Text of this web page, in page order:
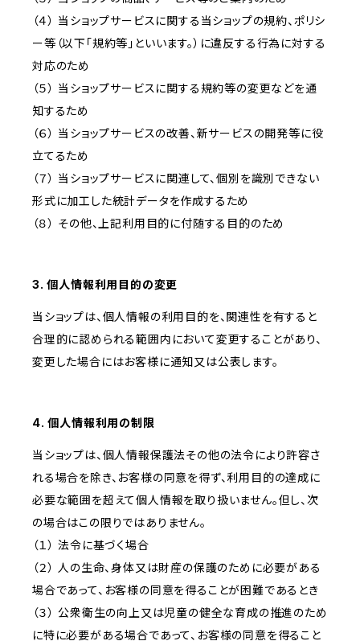
（４） 当ショップサービスに関する当ショップの規約、ポリシ
ー等（以下「規約等」といいます。）に違反する行為に対する
対応のため
（５） 当ショップサービスに関する規約等の変更などを通
知するため
（６） 当ショップサービスの改善、新サービスの開発等に役
立てるため
（７） 当ショップサービスに関連して、個別を識別できない
形式に加工した統計データを作成するため
（８） その他、上記利用目的に付随する目的のため
3. 個人情報利用目的の変更
当ショップは、個人情報の利用目的を、関連性を有すると
合理的に認められる範囲内において変更することがあり、
変更した場合にはお客様に通知又は公表します。
4. 個人情報利用の制限
当ショップは、個人情報保護法その他の法令により許容さ
れる場合を除き、お客様の同意を得ず、利用目的の達成に
必要な範囲を超えて個人情報を取り扱いません。但し、次
の場合はこの限りではありません。
（１） 法令に基づく場合
（２） 人の生命、身体又は財産の保護のために必要がある
場合であって、お客様の同意を得ることが困難であるとき
（３） 公衆衛生の向上又は児童の健全な育成の推進のため
に特に必要がある場合であって、お客様の同意を得ること